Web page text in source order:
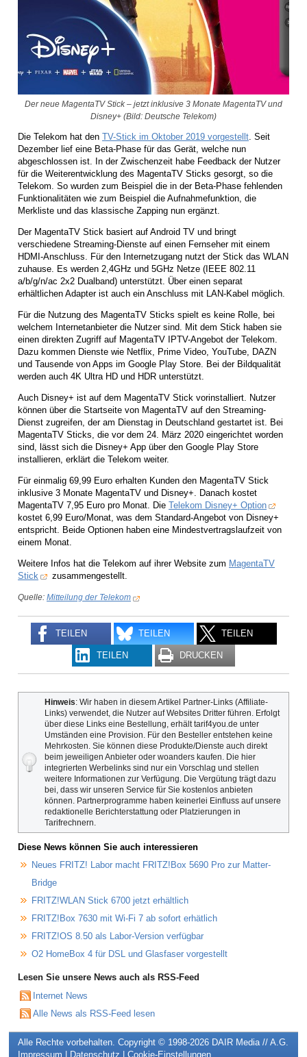
Der neue MagentaTV Stick – jetzt inklusive 3 Monate MagentaTV und
Disney+ (Bild: Deutsche Telekom)
Die Telekom hat den TV-Stick im Oktober 2019 vorgestellt . Seit
Dezember lief eine Beta-Phase für das Gerät, welche nun
abgeschlossen ist. In der Zwischenzeit habe Feedback der Nutzer
für die Weiterentwicklung des MagentaTV Sticks gesorgt, so die
Telekom. So wurden zum Beispiel die in der Beta-Phase fehlenden
Funktionalitäten wie zum Beispiel die Aufnahmefunktion, die
Merkliste und das klassische Zapping nun ergänzt.
Der MagentaTV Stick basiert auf Android TV und bringt
verschiedene Streaming-Dienste auf einen Fernseher mit einem
HDMI-Anschluss. Für den Internetzugang nutzt der Stick das WLAN
zuhause. Es werden 2,4GHz und 5GHz Netze (IEEE 802.11
a/b/g/n/ac 2x2 Dualband) unterstützt. Über einen separat
erhältlichen Adapter ist auch ein Anschluss mit LAN-Kabel möglich.
Für die Nutzung des MagentaTV Sticks spielt es keine Rolle, bei
welchem Internetanbieter die Nutzer sind. Mit dem Stick haben sie
einen direkten Zugriff auf MagentaTV IPTV-Angebot der Telekom.
Dazu kommen Dienste wie Netflix, Prime Video, YouTube, DAZN
und Tausende von Apps im Google Play Store. Bei der Bildqualität
werden auch 4K Ultra HD und HDR unterstützt.
Auch Disney+ ist auf dem MagentaTV Stick vorinstalliert. Nutzer
können über die Startseite von MagentaTV auf den Streaming-
Dienst zugreifen, der am Dienstag in Deutschland gestartet ist. Bei
MagentaTV Sticks, die vor dem 24. März 2020 eingerichtet worden
sind, lässt sich die Disney+ App über den Google Play Store
installieren, erklärt die Telekom weiter.
Für einmalig 69,99 Euro erhalten Kunden den MagentaTV Stick
inklusive 3 Monate MagentaTV und Disney+. Danach kostet
MagentaTV 7,95 Euro pro Monat. Die Telekom Disney+ Option
kostet 6,99 Euro/Monat, was dem Standard-Angebot von Disney+
entspricht. Beide Optionen haben eine Mindestvertragslaufzeit von
einem Monat.
Weitere Infos hat die Telekom auf ihrer Website zum MagentaTV
Stick
zusammengestellt.
Quelle: Mitteilung der Telekom
TEILEN TEILEN TEILEN
TEILEN DRUCKEN
Hinweis: Wir haben in diesem Artikel Partner-Links (Affiliate-
Links) verwendet, die Nutzer auf Websites Dritter führen. Erfolgt
über diese Links eine Bestellung, erhält tarif4you.de unter
Umständen eine Provision. Für den Besteller entstehen keine
Mehrkosten. Sie können diese Produkte/Dienste auch direkt
beim jeweiligen Anbieter oder woanders kaufen. Die hier
integrierten Werbelinks sind nur ein Vorschlag und stellen
weitere Informationen zur Verfügung. Die Vergütung trägt dazu
bei, dass wir unseren Service für Sie kostenlos anbieten
können. Partnerprogramme haben keinerlei Einfluss auf unsere
redaktionelle Berichterstattung oder Platzierungen in
Tarifrechnern.
Diese News können Sie auch interessieren
Neues FRITZ! Labor macht FRITZ!Box 5690 Pro zur Matter-
Bridge
FRITZ!WLAN Stick 6700 jetzt erhältlich
FRITZ!Box 7630 mit Wi-Fi 7 ab sofort erhätlich
FRITZ!OS 8.50 als Labor-Version verfügbar
O2 HomeBox 4 für DSL und Glasfaser vorgestellt
Lesen Sie unsere News auch als RSS-Feed
Internet News
Alle News als RSS-Feed lesen
Alle Rechte vorbehalten. Copyright © 1998-2026 DAIR Media // A.G.
Impressum
Datenschutz Cookie-Einstellungen